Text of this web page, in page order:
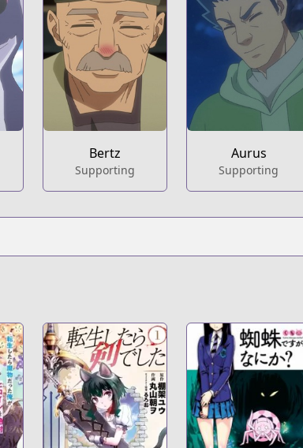
Aurus
Supporting
Bertz
Supporting